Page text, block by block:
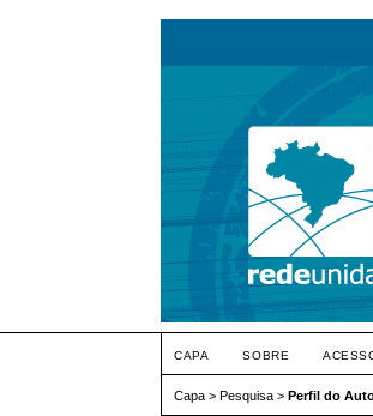
CAPA SOBRE
Capa >Pesquisa >Perfil do